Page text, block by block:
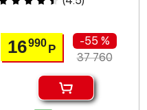
16990 Р
-55 %
37 760